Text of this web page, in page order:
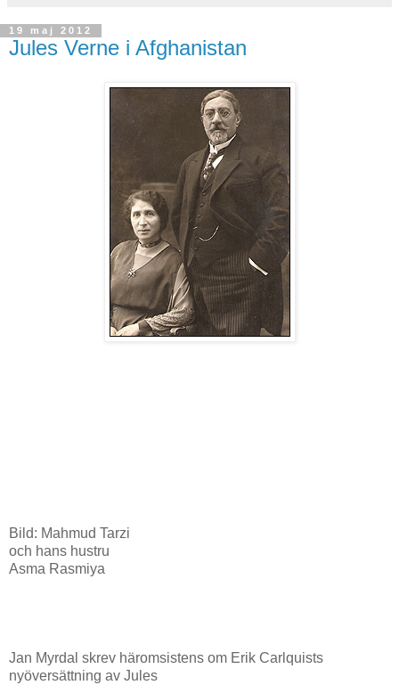
19 maj 2012
Jules Verne i Afghanistan
Bild: Mahmud Tarzi
och hans hustru
Asma Rasmiya
Jan Myrdal skrev häromsistens om Erik Carlquists
nyöversättning av Jules